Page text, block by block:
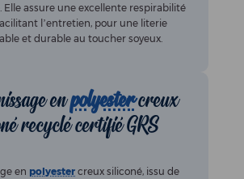
Elle assure une excellente respirabilité
l’entretien, pour une literie
et durable au toucher soyeux.
enpolyestercreux
recyclé certifié GRS
en polyester creux siliconé, issu de